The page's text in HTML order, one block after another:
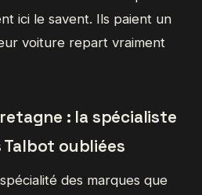
ici le savent. Ils paient un
voiture repart vraiment
: la spécialiste
Talbot oubliées
des marques que